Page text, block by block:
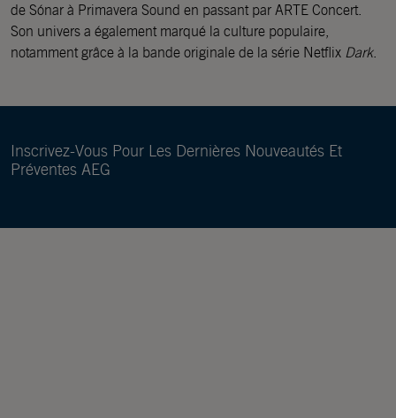
de Sónar à Primavera Sound en passant par ARTE Concert.
Son univers a également marqué la culture populaire,
notamment grâce à la bande originale de la série Netflix Dark.
Inscrivez-Vous Pour Les Dernières Nouveautés Et
Préventes AEG